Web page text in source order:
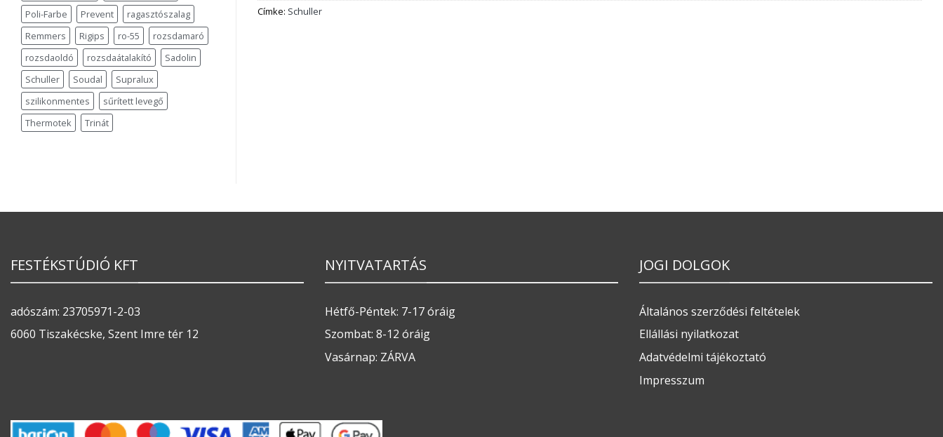
Poli-Farbe
Prevent
ragasztószalag
Remmers
Rigips ro-55
rozsdamaró
rozsdaoldó
rozsdaátalakító
Sadolin
Schuller
Soudal
Supralux
szilikonmentes
sűrített levegő
Thermotek
Trinát
Címke: Schuller
FESTÉKSTÚDIÓ KFT
adószám: 23705971-2-03
6060 Tiszakécske, Szent Imre tér 12
NYITVATARTÁS
Hétfő-Péntek: 7-17 óráig
Szombat: 8-12 óráig
Vasárnap: ZÁRVA
JOGI DOLGOK
Általános szerződési feltételek
Ellállási nyilatkozat
Adatvédelmi tájékoztató
Impresszum